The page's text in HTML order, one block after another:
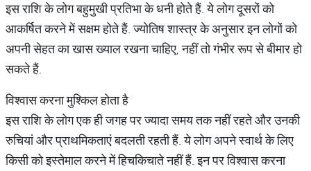
इस राशि के लोग बहुमुखी प्रतिभा के धनी होते हैं. ये लोग दूसरों को
आकर्षित करने में सक्षम होते हैं. ज्योतिष शास्त्र के अनुसार इन लोगों को
अपनी सेहत का खास ख्याल रखना चाहिए, नहीं तो गंभीर रूप से बीमार हो
सकते हैं.
विश्वास करना मुश्किल होता है
इस राशि के लोग एक ही जगह पर ज्यादा समय तक नहीं रहते और उनकी
रुचियां और प्राथमिकताएं बदलती रहती हैं. ये लोग अपने स्वार्थ के लिए
किसी को इस्तेमाल करने में हिचकिचाते नहीं हैं. इन पर विश्वास करना